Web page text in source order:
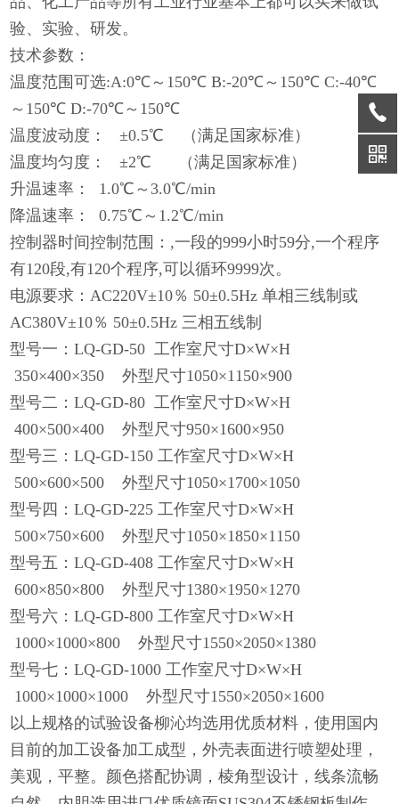
验、实验、研发。
技术参数：
温度范围可选:A:0℃～150℃ B:-20℃～150℃ C:-40℃
～150℃ D:-70℃～150℃
温度波动度： ±0.5℃ （满足国家标准）
温度均匀度： ±2℃ （满足国家标准）
升温速率： 1.0℃～3.0℃/min
降温速率： 0.75℃～1.2℃/min
控制器时间控制范围：,一段的999小时59分,一个程序
有120段,有120个程序,可以循环9999次。
电源要求：AC220V±10％ 50±0.5Hz 单相三线制或
AC380V±10％ 50±0.5Hz 三相五线制
型号一：LQ-GD-50 工作室尺寸D×W×H
350×400×350 外型尺寸1050×1150×900
型号二：LQ-GD-80 工作室尺寸D×W×H
400×500×400 外型尺寸950×1600×950
型号三：LQ-GD-150 工作室尺寸D×W×H
500×600×500 外型尺寸1050×1700×1050
型号四：LQ-GD-225 工作室尺寸D×W×H
500×750×600 外型尺寸1050×1850×1150
型号五：LQ-GD-408 工作室尺寸D×W×H
600×850×800 外型尺寸1380×1950×1270
型号六：LQ-GD-800 工作室尺寸D×W×H
1000×1000×800 外型尺寸1550×2050×1380
型号七：LQ-GD-1000 工作室尺寸D×W×H
1000×1000×1000 外型尺寸1550×2050×1600
以上规格的试验设备柳沁均选用优质材料，使用国内
目前的加工设备加工成型，外壳表面进行喷塑处理，
美观，平整。颜色搭配协调，棱角型设计，线条流畅